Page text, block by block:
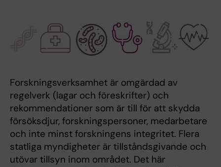
Forskningsverksamhet är omgärdad av
regelverk (lagar och föreskrifter) och
rekommendationer som är till för att skydda
försöksdjur, forskningspersoner, medarbetare
och inte minst forskningens integritet. Flera
statliga myndigheter är tillståndsgivande och
utövar tillsyn inom området. Det här